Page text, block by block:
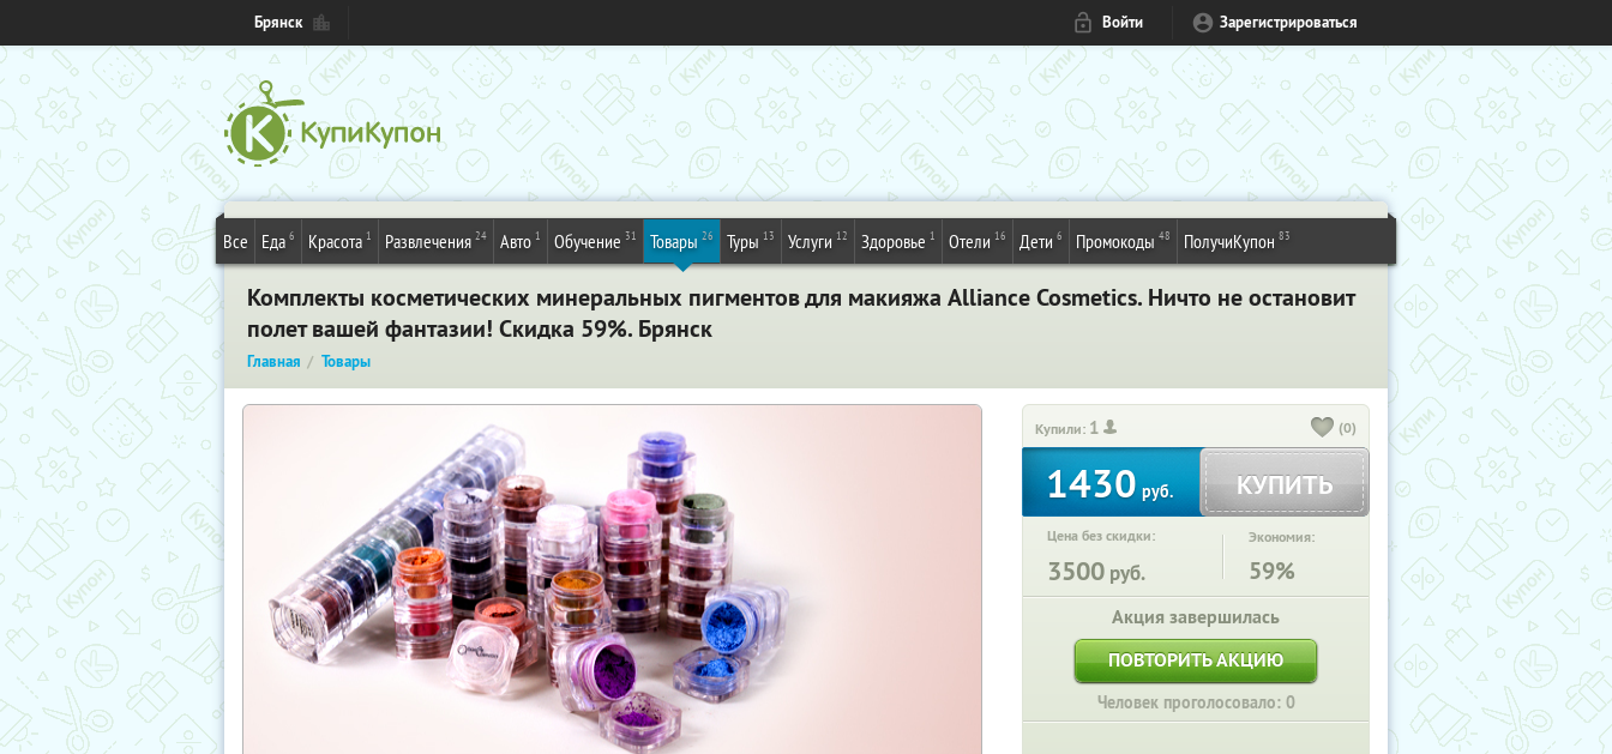
Брянск Войти Зарегистрироваться
Все Еда 6 Красота 1 Развлечения 24 Авто 1 Обучение 31 Товары 26 Туры 13 Услуги 12 Здоровье 1 Отели 16 Дети 6 Промокоды 48 ПолучиКупон 83
Комплекты косметических минеральных пигментов для макияжа Alliance Cosmetics. Ничто не остановит
полет вашей фантазии! Скидка 59%. Брянск
Главная Товары
Купили: 1 (0)
1430руб. КУПИТЬ
Цена без скидки:
3500 руб.
Экономия:
59%
Акция завершилась
ПОВТОРИТЬ АКЦИЮ
Человек проголосовало: 0